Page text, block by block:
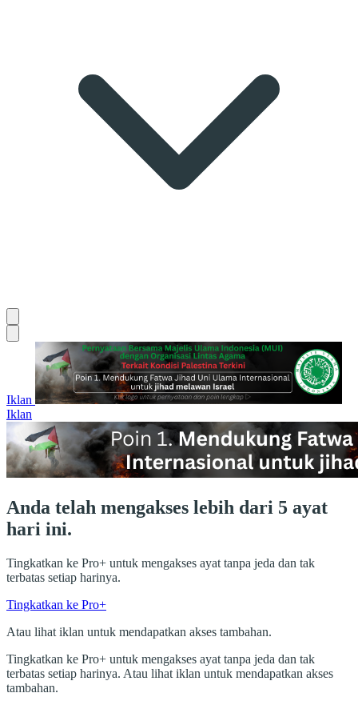
Iklan
Iklan
Anda telah mengakses lebih dari 5 ayat
hari ini.
Tingkatkan ke Pro+ untuk mengakses ayat tanpa jeda dan tak
terbatas setiap harinya.
Tingkatkan ke Pro+
Atau lihat iklan untuk mendapatkan akses tambahan.
Tingkatkan ke Pro+ untuk mengakses ayat tanpa jeda dan tak
terbatas setiap harinya. Atau lihat iklan untuk mendapatkan akses
tambahan.